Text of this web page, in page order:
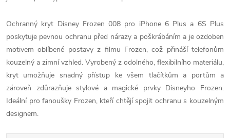
Ochranný kryt Disney Frozen 008 pro iPhone 6 Plus a 6S Plus
poskytuje pevnou ochranu před nárazy a poškrábáním a je ozdoben
motivem oblíbené postavy z filmu Frozen, což přináší telefonům
kouzelný a zimní vzhled. Vyrobený z odolného, flexibilního materiálu,
kryt umožňuje snadný přístup ke všem tlačítkům a portům a
zároveň zdůrazňuje stylové a magické prvky Disneyho Frozen.
Ideální pro fanoušky Frozen, kteří chtějí spojit ochranu s kouzelným
designem.